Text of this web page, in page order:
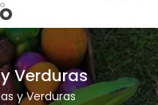
Verduras
y Verduras